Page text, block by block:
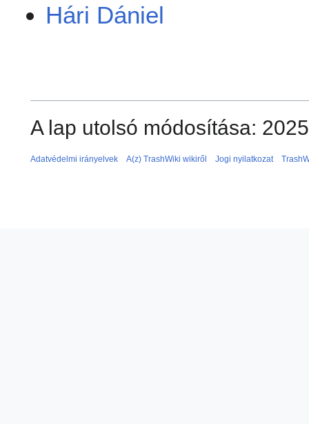
Hári Dániel
A lap utolsó módosítása:
Adatvédelmi irányelvek A(z) TrashWiki wikiről Jogi nyilatkozat